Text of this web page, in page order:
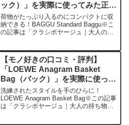
ック）」を実際に使ってみた正直
感想
荷物がたっぷり入るのにコンパクトに収
納できる！BAGGU Standard Baggu※こ
の記事は「クラシボヤージュ｜大人の持
ミ今日、編集部が紹介したいのが
「BAGGU...
【モノ好きの口コミ・評判】
「LOEWE Anagram Basket
Bag（バック）」を実際に使って
みた正直感想
洗練されたスタイルを手のひらに！
LOEWE Anagram Basket Bag※この記事
は「クラシボヤージュ｜大人の持ち物と